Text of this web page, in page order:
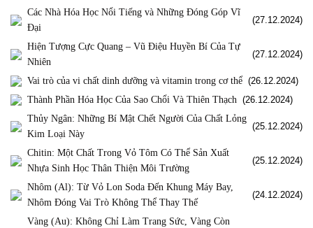
Các Nhà Hóa Học Nổi Tiếng và Những Đóng Góp Vĩ
Đại
(27.12.2024)
Hiện Tượng Cực Quang – Vũ Điệu Huyền Bí Của Tự
Nhiên
(27.12.2024)
Vai trò của vi chất dinh dưỡng và vitamin trong cơ thể (26.12.2024)
Thành Phần Hóa Học Của Sao Chổi Và Thiên Thạch (26.12.2024)
Thủy Ngân: Những Bí Mật Chết Người Của Chất Lỏng
Kim Loại Này
(25.12.2024)
Chitin: Một Chất Trong Vỏ Tôm Có Thể Sản Xuất
Nhựa Sinh Học Thân Thiện Môi Trường
(25.12.2024)
Nhôm (Al): Từ Vỏ Lon Soda Đến Khung Máy Bay,
Nhôm Đóng Vai Trò Không Thể Thay Thế
(24.12.2024)
Vàng (Au): Không Chỉ Làm Trang Sức, Vàng Còn